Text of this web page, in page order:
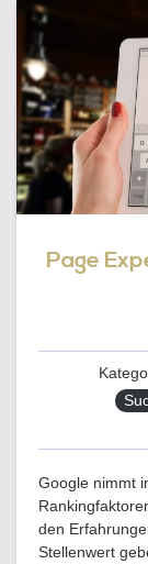
Page
Google nimmt
den
Stellenwert